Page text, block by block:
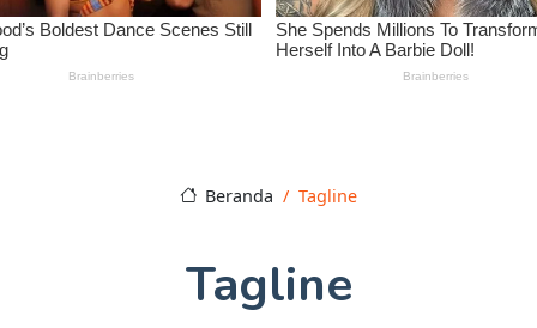
Beranda Tagline
Tagline